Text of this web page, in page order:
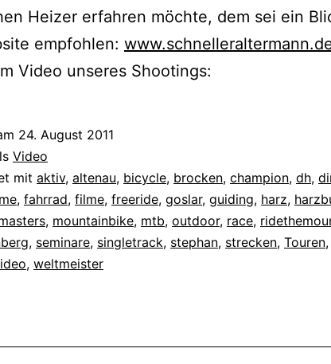
Heizer erfahren möchte, dem sei ein
empfohlen:
Video unseres Shootings:
24. August 2011
Video
mit aktiv, altenau, bicycle, brocken, champion, dh,
, fahrrad, filme, freeride, goslar, guiding, harz,
, mountainbike, mtb, outdoor, race,
, seminare, singletrack, stephan, strecken, Touren,
, weltmeister